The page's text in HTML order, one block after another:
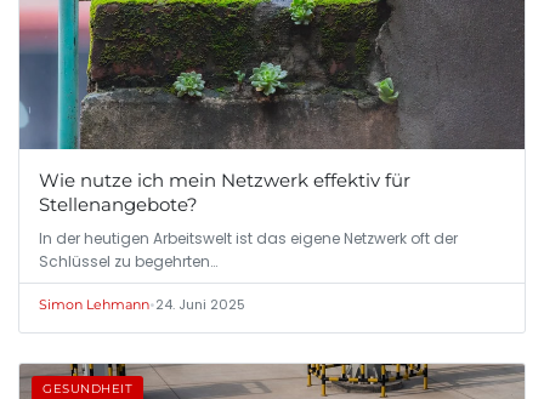
Wie nutze ich mein Netzwerk effektiv für
Stellenangebote?
In der heutigen Arbeitswelt ist das eigene Netzwerk oft der
Schlüssel zu begehrten…
Simon Lehmann•24. Juni 2025
GESUNDHEIT